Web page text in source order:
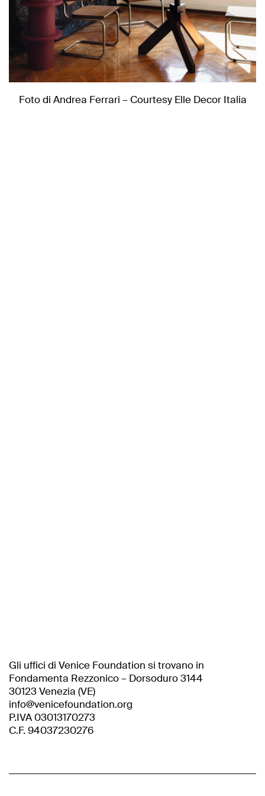
Gli uffici di Venice Foundation si trovano in
Fondamenta Rezzonico – Dorsoduro 3144
30123 Venezia (VE)
info@venicefoundation.org
P.IVA 03013170273
C.F. 94037230276
Foto di Andrea Ferrari – Courtesy Elle Decor Italia